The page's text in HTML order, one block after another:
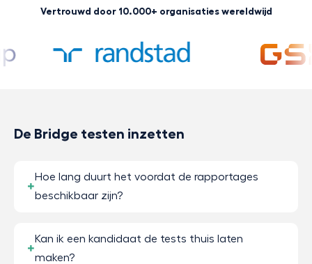
Vertrouwd door 10.000+ organisaties wereldwijd
De Bridge testen inzetten
Hoe lang duurt het voordat de rapportages
beschikbaar zijn?
Kan ik een kandidaat de tests thuis laten
maken?